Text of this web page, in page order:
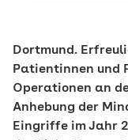
Dortmund.
Patientinnen und
Operationen an
Anhebung der
Eingriffe im Jahr